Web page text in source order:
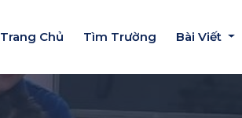
Trang Chủ Tìm Trường Bài Viết